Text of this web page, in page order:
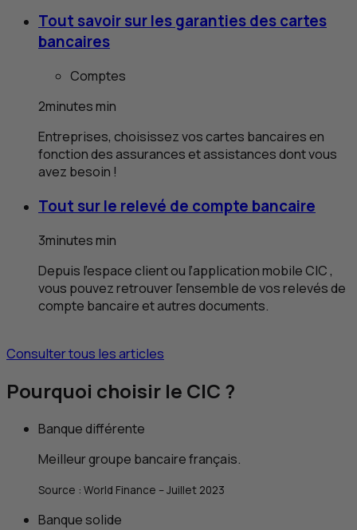
Tout savoir sur les garanties des cartes
bancaires
Comptes
2minutesmin
Entreprises, choisissez vos cartes bancaires en
fonction des assurances et assistances dont vous
avez besoin !
Tout sur le relevé de compte bancaire
3minutesmin
Depuis l’espace client ou l’application mobileCIC,
vous pouvez retrouver l’ensemble de vos relevés de
compte bancaire et autres documents.
Consulter tous les articles
Pourquoi choisir le CIC ?
Banque différente
Meilleur groupe bancaire français.
Source : World Finance – Juillet 2023
Banque solide